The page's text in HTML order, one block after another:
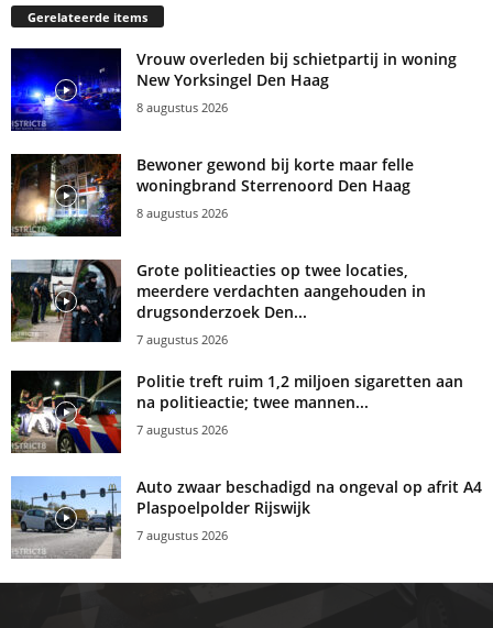
Gerelateerde items
Vrouw overleden bij schietpartij in woning
New Yorksingel Den Haag
8 augustus 2026
Bewoner gewond bij korte maar felle
woningbrand Sterrenoord Den Haag
8 augustus 2026
Grote politieacties op twee locaties,
meerdere verdachten aangehouden in
drugsonderzoek Den...
7 augustus 2026
Politie treft ruim 1,2 miljoen sigaretten aan
na politieactie; twee mannen...
7 augustus 2026
Auto zwaar beschadigd na ongeval op afrit A4
Plaspoelpolder Rijswijk
7 augustus 2026